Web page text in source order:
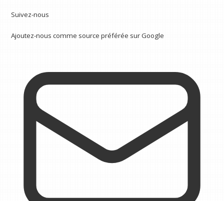
Suivez-nous
Ajoutez-nous comme source préférée sur Google